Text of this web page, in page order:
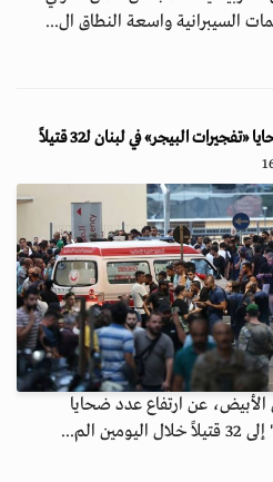
السيبرانية واسعة النطاق ال...
البيجر» في لبنان لـ32 قتيلاً
الأبيض، عن ارتفاع عدد ضحايا
الم...